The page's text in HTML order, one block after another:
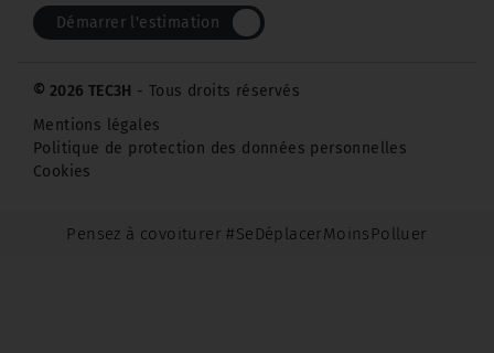
Démarrer l'estimation
© 2026 TEC3H - Tous droits réservés
Mentions légales
Politique de protection des données personnelles
Cookies
Pensez à covoiturer #SeDéplacerMoinsPolluer